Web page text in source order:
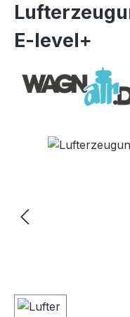
E-level+
Bildergalerie